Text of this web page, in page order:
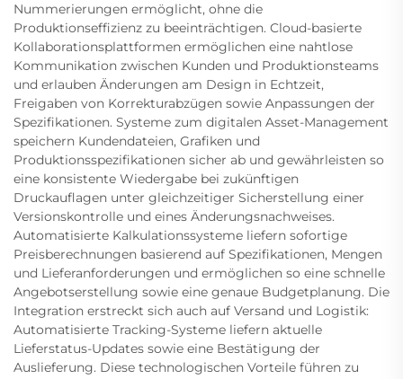
Nummerierungen ermöglicht, ohne die
Produktionseffizienz zu beeinträchtigen. Cloud-basierte
Kollaborationsplattformen ermöglichen eine nahtlose
Kommunikation zwischen Kunden und Produktionsteams
und erlauben Änderungen am Design in Echtzeit,
Freigaben von Korrekturabzügen sowie Anpassungen der
Spezifikationen. Systeme zum digitalen Asset-Management
speichern Kundendateien, Grafiken und
Produktionsspezifikationen sicher ab und gewährleisten so
eine konsistente Wiedergabe bei zukünftigen
Druckauflagen unter gleichzeitiger Sicherstellung einer
Versionskontrolle und eines Änderungsnachweises.
Automatisierte Kalkulationssysteme liefern sofortige
Preisberechnungen basierend auf Spezifikationen, Mengen
und Lieferanforderungen und ermöglichen so eine schnelle
Angebotserstellung sowie eine genaue Budgetplanung. Die
Integration erstreckt sich auch auf Versand und Logistik:
Automatisierte Tracking-Systeme liefern aktuelle
Lieferstatus-Updates sowie eine Bestätigung der
Auslieferung. Diese technologischen Vorteile führen zu